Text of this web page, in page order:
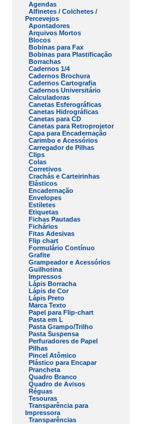
Agendas
Alfinetes / Colchetes /
Percevejos
Apontadores
Arquivos Mortos
Blocos
Bobinas para Fax
Bobinas para Plastificação
Borrachas
Cadernos 1/4
Cadernos Brochura
Cadernos Cartografia
Cadernos Universitário
Calculadoras
Canetas Esferográficas
Canetas Hidrográficas
Canetas para CD
Canetas para Retroprojetor
Capa para Encadernação
Carimbo e Acessórios
Carregador de Pilhas
Clips
Colas
Corretivos
Crachás e Carteirinhas
Elásticos
Encadernação
Envelopes
Estiletes
Etiquetas
Fichas Pautadas
Fichários
Fitas Adesivas
Flip chart
Formulário Contínuo
Grafite
Grampeador e Acessórios
Guilhotina
Impressos
Lápis Borracha
Lápis de Cor
Lápis Preto
Marca Texto
Papel para Flip-chart
Pasta em L
Pasta Grampo/Trilho
Pasta Suspensa
Perfuradores de Papel
Pilhas
Pincel Atômico
Plástico para Encapar
Prancheta
Quadro Branco
Quadro de Avisos
Réguas
Tesouras
Transparência para
Impressora
Transparências